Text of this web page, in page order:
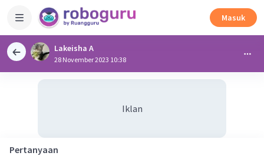
Masuk
Lakeisha A
28 November 2023 10:38
Iklan
Pertanyaan